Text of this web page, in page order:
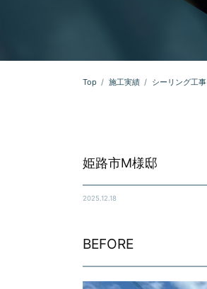
Top 施工実績 シーリング工事
姫路市Ⅿ様邸
2025.12.18
BEFORE